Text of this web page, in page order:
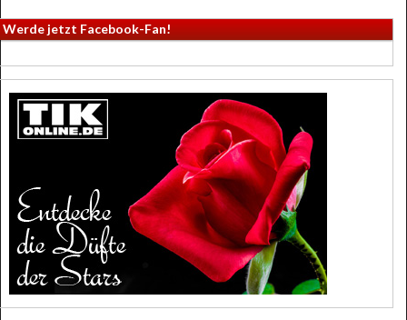
Werde jetzt Facebook-Fan!